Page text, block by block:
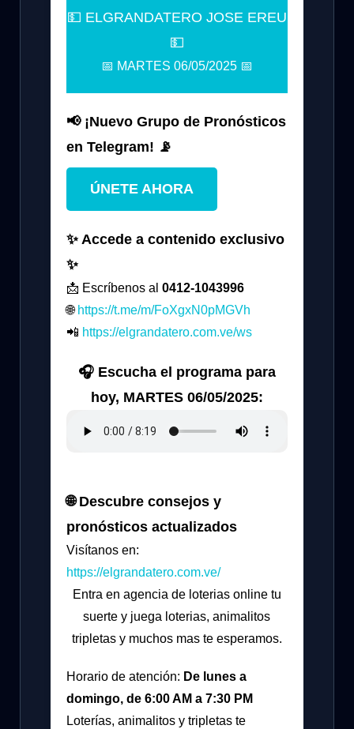
💵 ELGRANDATERO JOSE EREU
💵
📅 MARTES 06/05/2025 📅
📢 ¡Nuevo Grupo de Pronósticos
en Telegram! 📡
ÚNETE AHORA
✨ Accede a contenido exclusivo
✨
📩 Escríbenos al 0412-1043996
🌐 https://t.me/m/FoXgxN0pMGVh
📲 https://elgrandatero.com.ve/ws
🎧 Escucha el programa para
hoy, MARTES 06/05/2025:
🌐 Descubre consejos y
pronósticos actualizados
Visítanos en:
https://elgrandatero.com.ve/
Entra en agencia de loterias online tu
suerte y juega loterias, animalitos
tripletas y muchos mas te esperamos.
Horario de atención: De lunes a
domingo, de 6:00 AM a 7:30 PM
Loterías, animalitos y tripletas te